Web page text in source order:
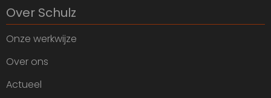
Over Schulz
Onze werkwijze
Over ons
Actueel